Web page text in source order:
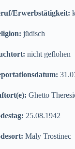
Erwerbstätigkeit:
jüdisch
nicht geflohen
Ghetto
25.08.1942
Maly Trostinec